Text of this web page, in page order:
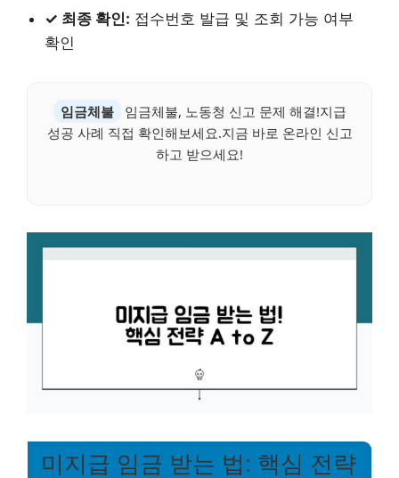
✓ 최종 확인: 접수번호 발급 및 조회 가능 여부
확인
임금체불
임금체불, 노동청 신고 문제 해결!지급
성공 사례 직접 확인해보세요.지금 바로 온라인 신고
하고 받으세요!
미지급 임금 받는 법: 핵심 전략